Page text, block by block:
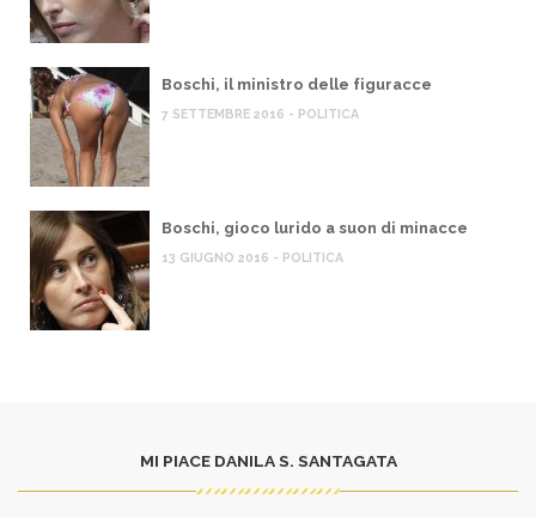
Boschi, il ministro delle figuracce
7 SETTEMBRE 2016 - POLITICA
Boschi, gioco lurido a suon di minacce
13 GIUGNO 2016 - POLITICA
MI PIACE DANILA S. SANTAGATA